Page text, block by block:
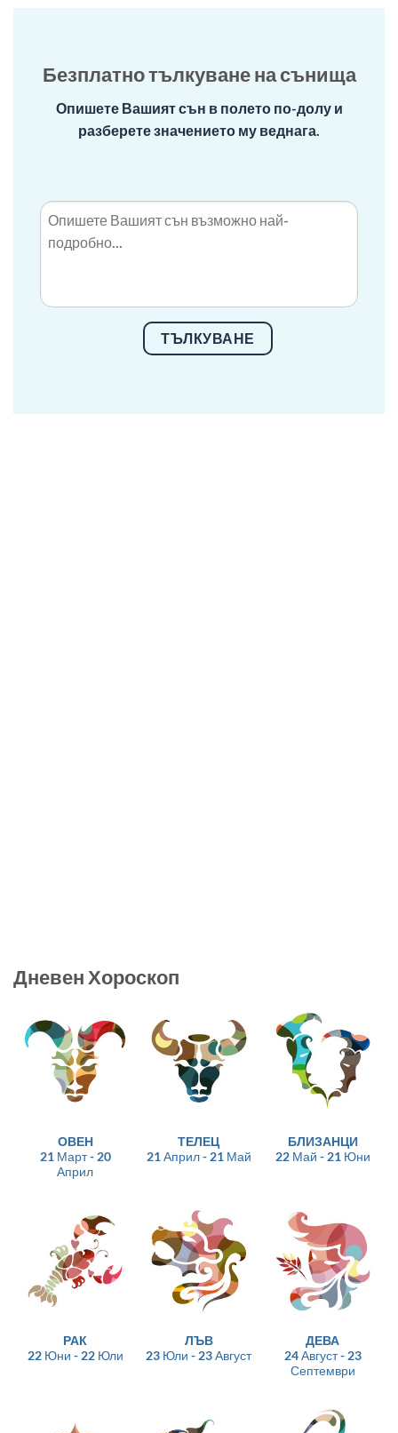
Безплатно тълкуване на сънища
Опишете Вашият сън в полето по-долу и
разберете значението му веднага.
ТЪЛКУВАНЕ
Дневен Хороскоп
ОВЕН
21 Март - 20
Април
ТЕЛЕЦ
21 Април - 21 Май
БЛИЗАНЦИ
22 Май - 21 Юни
РАК
22 Юни - 22 Юли
ЛЪВ
23 Юли - 23 Август
ДЕВА
24 Август - 23
Септември